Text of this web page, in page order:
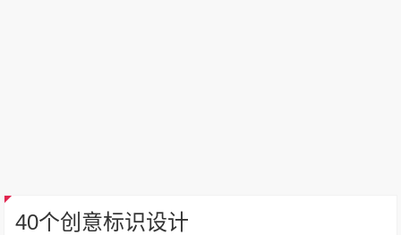
40个创意标识设计